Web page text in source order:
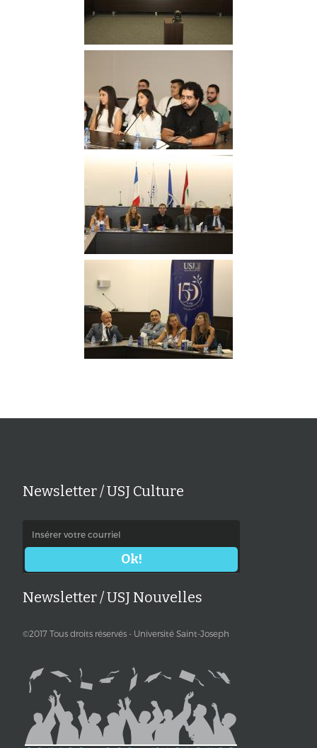
Newsletter / USJ Culture
Newsletter / USJ Nouvelles
©2017 Tous droits réservés - Université Saint-Joseph